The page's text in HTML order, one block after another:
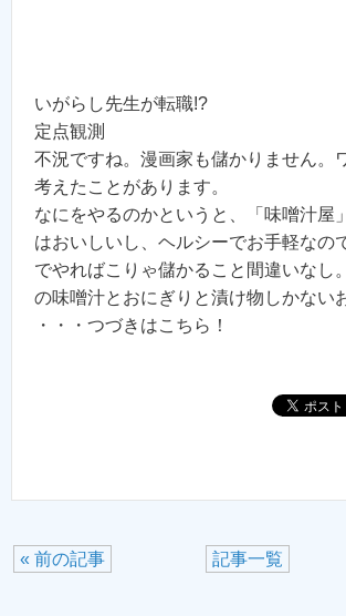
いがらし先生が転職!?
定点観測
不況ですね。漫画家も儲かりません。
考えたことがあります。
なにをやるのかというと、「味噌汁屋
はおいしいし、ヘルシーでお手軽なの
でやればこりゃ儲かること間違いなし
の味噌汁とおにぎりと漬け物しかない
・・・つづきはこちら！
記事一覧
« 前の記事